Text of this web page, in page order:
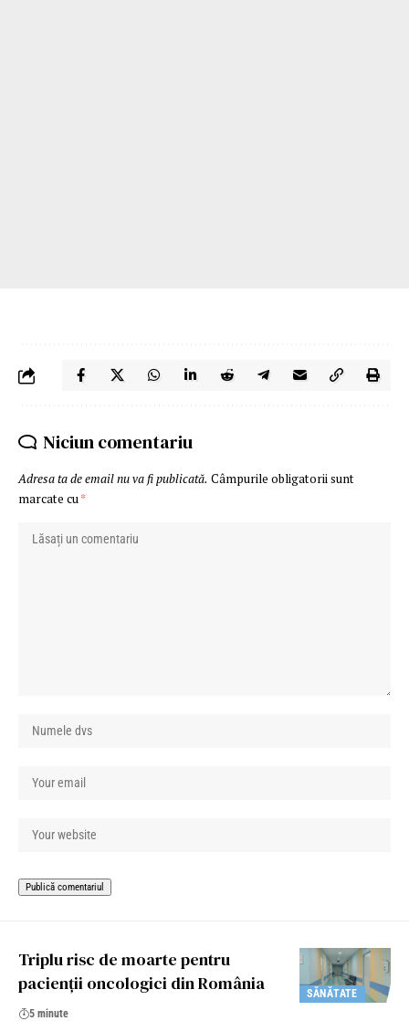
Niciun comentariu
Adresa ta de email nu va fi publicată. Câmpurile obligatorii sunt
marcate cu*
SĂNĂTATE
Triplu risc de moarte pentru
pacienții oncologici din România
5 minute